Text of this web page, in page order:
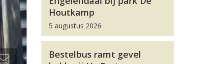
Houtkamp
5 augustus 2026
Bestelbus ramt gevel